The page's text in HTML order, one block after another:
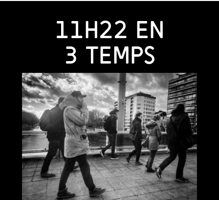
11H22 EN
3 TEMPS